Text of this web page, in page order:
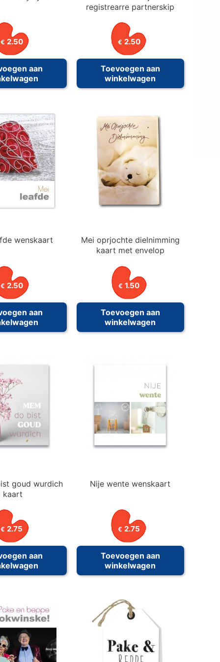
€ 2.50
aan
registrearre partnerskip
€ 2.50
Toevoegen aan
winkelwagen
wenskaart
€ 2.50
aan
Mei oprjochte dielnimming
kaart met envelop
€ 1.50
Toevoegen aan
winkelwagen
goud wurdich
kaart
€ 2.75
aan
Nije wente wenskaart
€ 2.75
Toevoegen aan
winkelwagen